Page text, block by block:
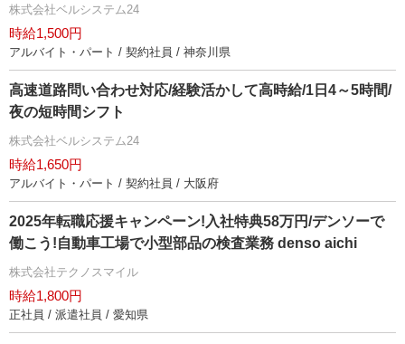
株式会社ベルシステム24
時給1,500円
アルバイト・パート / 契約社員 / 神奈川県
高速道路問い合わせ対応/経験活かして高時給/1日4～5時間/
夜の短時間シフト
株式会社ベルシステム24
時給1,650円
アルバイト・パート / 契約社員 / 大阪府
2025年転職応援キャンペーン!入社特典58万円/デンソーで
働こう!自動車工場で小型部品の検査業務 denso aichi
株式会社テクノスマイル
時給1,800円
正社員 / 派遣社員 / 愛知県